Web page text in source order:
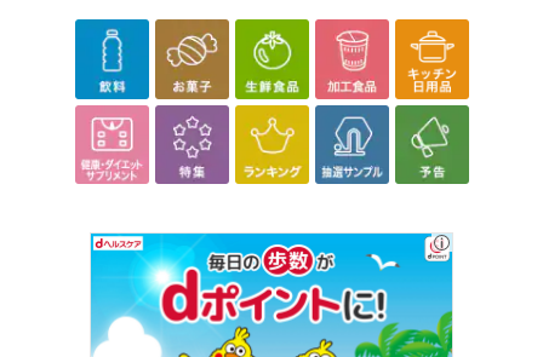
こちらの情報は2026-07-09 14:13:35.0 での情報となります。